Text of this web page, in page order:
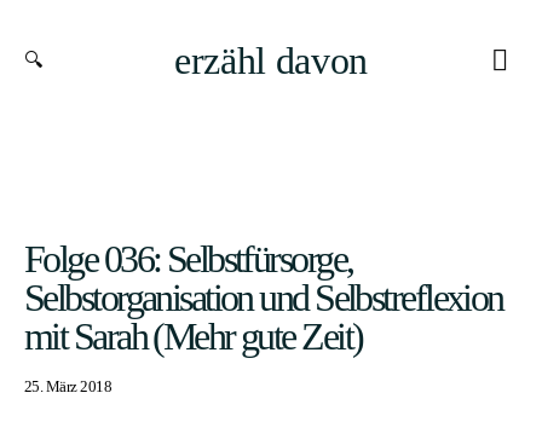
erzähl davon
Folge 036: Selbstfürsorge,
Selbstorganisation und Selbstreflexion
mit Sarah (Mehr gute Zeit)
25. März 2018